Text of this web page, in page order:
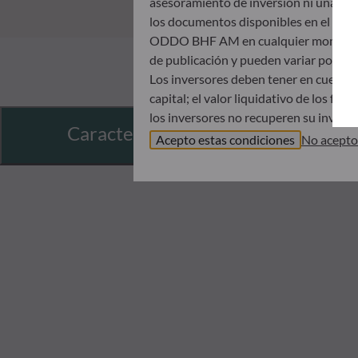
Características
los documentos disponibles en el
ODDO BHF AM en cualquier
de publicación y pueden variar
Los inversores deben tener en
capital; el valor liquidativo de los
los inversores no recuperen su
Antes de suscribir un fondo, se
Los valores liquidativos que se
registrado en la notificación de
Acepto estas condiciones No